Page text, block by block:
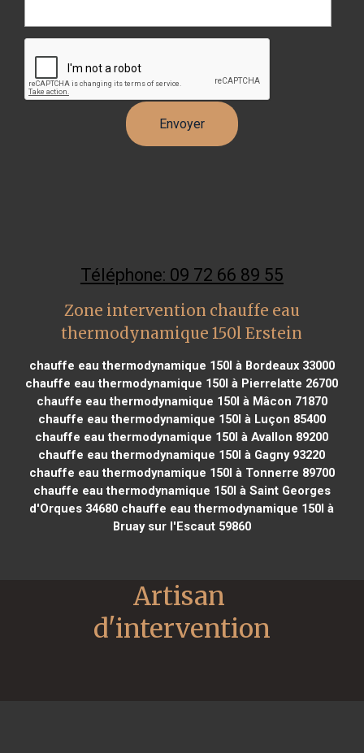
Téléphone: 09 72 66 89 55
Zone intervention chauffe eau
thermodynamique 150l Erstein
chauffe eau thermodynamique 150l à Bordeaux 33000
chauffe eau thermodynamique 150l à Pierrelatte 26700
chauffe eau thermodynamique 150l à Mâcon 71870
chauffe eau thermodynamique 150l à Luçon 85400
chauffe eau thermodynamique 150l à Avallon 89200
chauffe eau thermodynamique 150l à Gagny 93220
chauffe eau thermodynamique 150l à Tonnerre 89700
chauffe eau thermodynamique 150l à Saint Georges
d'Orques 34680 chauffe eau thermodynamique 150l à
Bruay sur l'Escaut 59860
Artisan
d'intervention